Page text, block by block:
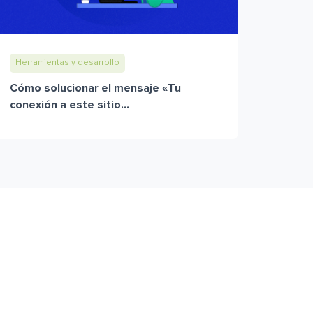
Herramientas y desarrollo
Cómo solucionar el mensaje «Tu
conexión a este sitio...